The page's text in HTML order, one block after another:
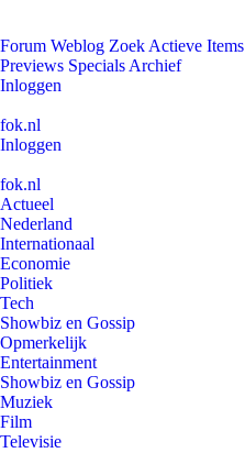
Forum Weblog Zoek Actieve Items
Previews Specials Archief
Inloggen
fok.nl
Inloggen
fok.nl
Actueel
Nederland
Internationaal
Economie
Politiek
Tech
Showbiz en Gossip
Opmerkelijk
Entertainment
Showbiz en Gossip
Muziek
Film
Televisie